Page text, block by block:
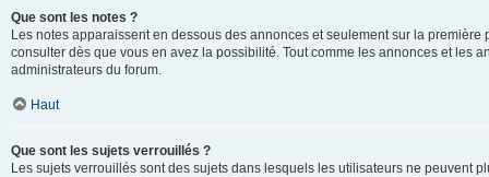
Que sont les notes ?
Les notes apparaissent en dessous des annonces et seulement sur la
consulter dès que vous en avez la possibilité. Tout comme les annonces et les
administrateurs du forum.
Haut
Que sont les sujets verrouillés ?
Les sujets verrouillés sont des sujets dans lesquels les utilisateurs ne peuvent